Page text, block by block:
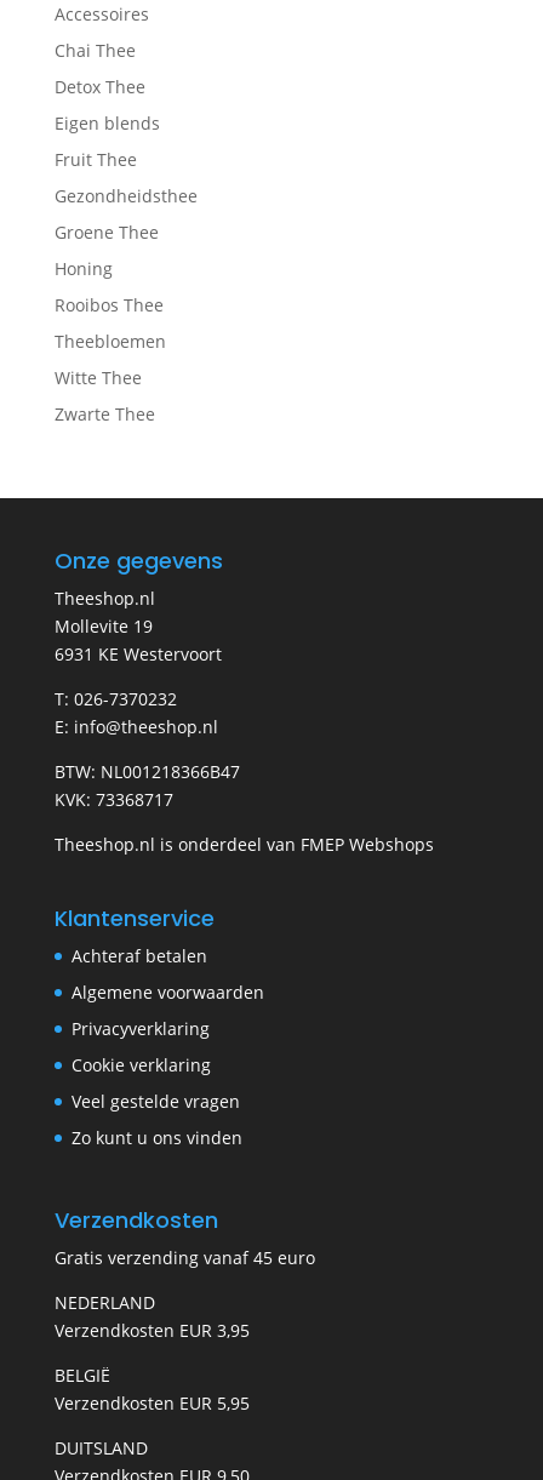
Accessoires
Chai Thee
Detox Thee
Eigen blends
Fruit Thee
Gezondheidsthee
Groene Thee
Honing
Rooibos Thee
Theebloemen
Witte Thee
Zwarte Thee
Onze gegevens
Theeshop.nl
Mollevite 19
6931 KE Westervoort
T: 026-7370232
E: info@theeshop.nl
BTW: NL001218366B47
KVK: 73368717
Theeshop.nl is onderdeel van FMEP Webshops
Klantenservice
Achteraf betalen
Algemene voorwaarden
Privacyverklaring
Cookie verklaring
Veel gestelde vragen
Zo kunt u ons vinden
Verzendkosten
Gratis verzending vanaf 45 euro
NEDERLAND
Verzendkosten EUR 3,95
BELGIË
Verzendkosten EUR 5,95
DUITSLAND